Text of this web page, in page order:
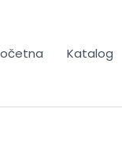
Katalog